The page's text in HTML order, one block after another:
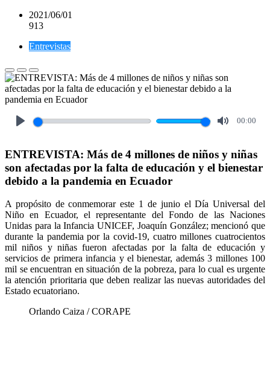
2021/06/01
913
Entrevistas
00:00
ENTREVISTA: Más de 4 millones de niños y niñas
son afectadas por la falta de educación y el bienestar
debido a la pandemia en Ecuador
A propósito de conmemorar este 1 de junio el Día Universal del
Niño en Ecuador, el representante del Fondo de las Naciones
Unidas para la Infancia UNICEF, Joaquín González; mencionó que
durante la pandemia por la covid-19, cuatro millones cuatrocientos
mil niños y niñas fueron afectadas por la falta de educación y
servicios de primera infancia y el bienestar, además 3 millones 100
mil se encuentran en situación de la pobreza, para lo cual es urgente
la atención prioritaria que deben realizar las nuevas autoridades del
Estado ecuatoriano.
Orlando Caiza / CORAPE